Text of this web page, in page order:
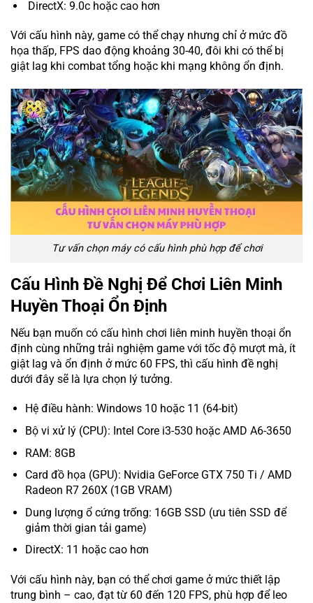
DirectX: 9.0c hoặc cao hơn
Với cấu hình này, game có thể chạy nhưng chỉ ở mức đồ
họa thấp, FPS dao động khoảng 30-40, đôi khi có thể bị
giật lag khi combat tổng hoặc khi mạng không ổn định.
Tư vấn chọn máy có cấu hình phù hợp để chơi
Cấu Hình Đề Nghị Để Chơi Liên Minh
Huyền Thoại Ổn Định
Nếu bạn muốn có cấu hình chơi liên minh huyền thoại ổn
định cùng những trải nghiệm game với tốc độ mượt mà, ít
giật lag và ổn định ở mức 60 FPS, thì cấu hình đề nghị
dưới đây sẽ là lựa chọn lý tưởng.
Hệ điều hành: Windows 10 hoặc 11 (64-bit)
Bộ vi xử lý (CPU): Intel Core i3-530 hoặc AMD A6-3650
RAM: 8GB
Card đồ họa (GPU): Nvidia GeForce GTX 750 Ti / AMD
Radeon R7 260X (1GB VRAM)
Dung lượng ổ cứng trống: 16GB SSD (ưu tiên SSD để
giảm thời gian tải game)
DirectX: 11 hoặc cao hơn
Với cấu hình này, bạn có thể chơi game ở mức thiết lập
trung bình – cao, đạt từ 60 đến 120 FPS, phù hợp để leo